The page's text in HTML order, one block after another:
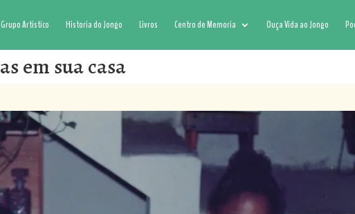
Grupo Artistico Historia do Jongo Livros Centro de Memoria Ouça Vida ao Jongo
em sua casa